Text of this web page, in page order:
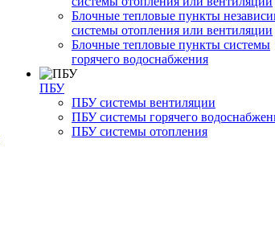
Блочные тепловые пункты
системы отопления или вентиляции
Блочные тепловые пункты системы
горячего водоснабжения
ПБУ
ПБУ системы вентиляции
ПБУ системы горячего
ПБУ системы отопления